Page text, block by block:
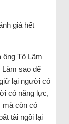
giá hết
ông Tô Lâm
sao để
lại người có
có năng lực,
mà còn có
tài ngồi lại